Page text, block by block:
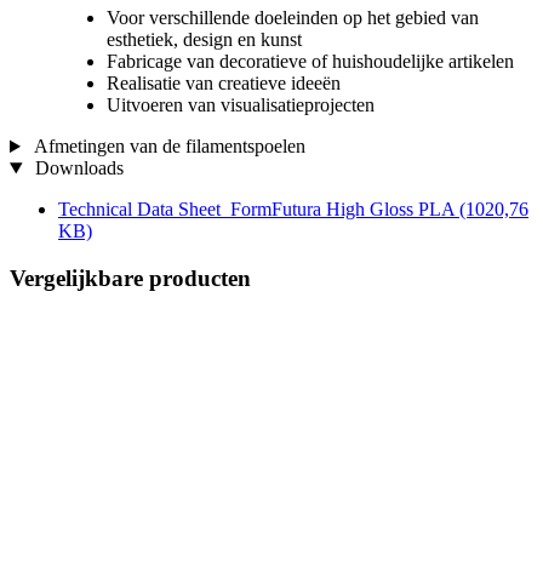
Voor verschillende doeleinden op het gebied van
esthetiek, design en kunst
Fabricage van decoratieve of huishoudelijke artikelen
Realisatie van creatieve ideeën
Uitvoeren van visualisatieprojecten
Afmetingen van de filamentspoelen
Downloads
Technical Data Sheet_FormFutura High Gloss PLA (1020,76
KB)
Vergelijkbare producten